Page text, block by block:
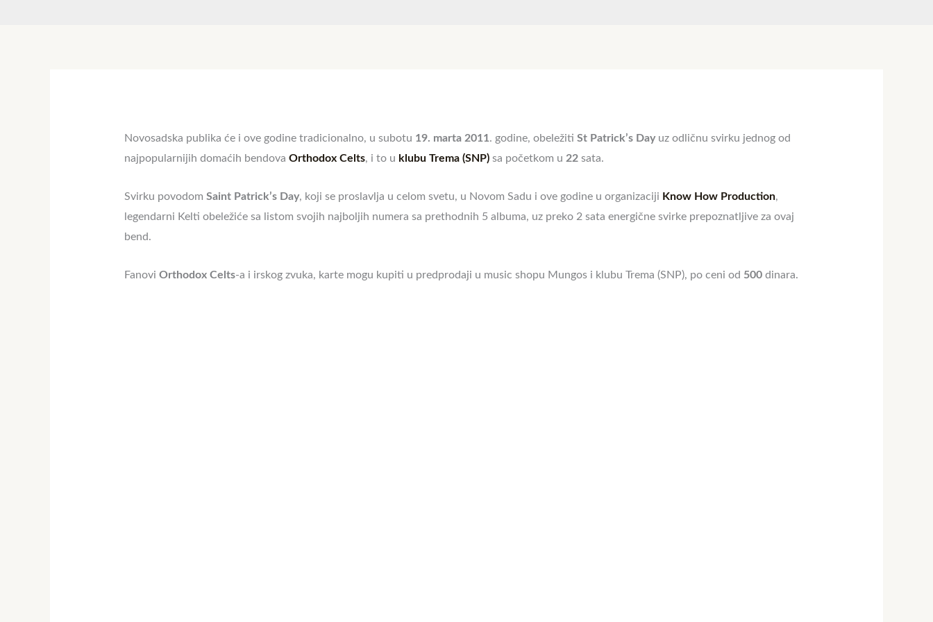
Novosadska publika će i ove godine tradicionalno, u subotu 19. marta 2011. godine, obeležiti St Patrick’s Dayuz odličnu svirku jednog od
najpopularnijih domaćih bendova Orthodox Celts, i to u klubu Trema (SNP) sa početkom u 22sata.
Svirku povodom Saint Patrick’s Day, koji se proslavlja u celom svetu, u Novom Sadu i ove godine u organizaciji Know How Production,
legendarni Kelti obeležiće sa listom svojih najboljih numera sa prethodnih 5 albuma, uz preko 2 sata energične svirke prepoznatljive za ovaj
bend.
Fanovi Orthodox Celts-a i irskog zvuka, karte mogu kupiti u predprodaji u music shopu Mungos i klubu Trema (SNP), po ceni od 500 dinara.